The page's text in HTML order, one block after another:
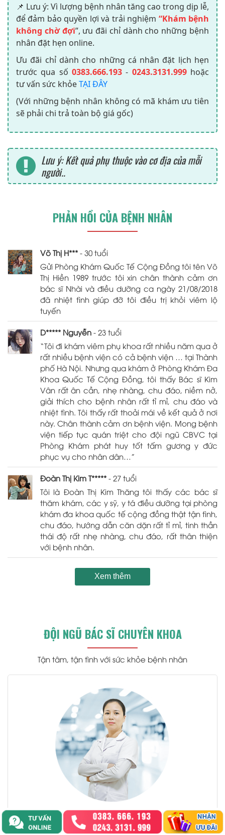
📌 Lưu ý: Vì lượng bệnh nhân tăng cao trong dịp lễ,
để đảm bảo quyền lợi và trải nghiệm “Khám bệnh
không chờ đợi”, ưu đãi chỉ dành cho những bệnh
nhân đặt hẹn online.
Ưu đãi chỉ dành cho những cá nhân đặt lịch hẹn
trước qua số 0383.666.193 - 0243.3131.999hoặc
tư vấn sức khỏeTẠI ĐÂY
(Với những bệnh nhân không có mã khám ưu tiên
sẽ phải chi trả toàn bộ giá gốc)
Lưu ý: Kết quả phụ thuộc vào cơ địa của mỗi
người..
PHẢN HỒI CỦA BỆNH NHÂN
Võ Thị H*** - 30 tuổi
Gửi Phòng Khám Quốc Tế Cộng Đồng tôi tên Võ
Thị Hiền 1989 trước tôi xin chân thành cảm ơn
bác sĩ Nhài và điều dưỡng ca ngày 21/08/2018
đã nhiệt tình giúp đỡ tôi điều trị khỏi viêm lộ
tuyến
D***** Nguyễn - 23 tuổi
“Tôi đi khám viêm phụ khoa rất nhiều năm qua ở
rất nhiều bệnh viện có cả bệnh viện … tại Thành
phố Hà Nội. Nhưng qua khám ở Phòng Khám Đa
Khoa Quốc Tế Cộng Đồng, tôi thấy Bác sĩ Kim
Vân rất ân cần, nhẹ nhàng, chu đáo, niềm nở,
giải thích cho bệnh nhân rất tỉ mỉ, chu đáo và
nhiệt tình. Tôi thấy rất thoải mái về kết quả ở nơi
này. Chân thành cảm ơn bệnh viện. Mong bệnh
viện tiếp tục quán triệt cho đội ngũ CBVC tại
Phòng Khám phát huy tốt tấm gương y đức
phục vụ cho nhân dân…”
Đoàn Thị Kim T***** - 27 tuổi
Tôi là Đoàn Thị Kim Thăng tôi thấy các bác sĩ
thăm khám, các y sỹ, y tá điều dưỡng tại phòng
khám đa khoa quốc tế cộng đồng thật tận tình,
chu đáo, hướng dẫn căn dặn rất tỉ mỉ, tinh thần
thái độ rất nhẹ nhàng, chu đáo, rất thân thiện
với bệnh nhân.
Xem thêm
ĐỘI NGŨ BÁC SĨ CHUYÊN KHOA
Tận tâm, tận tình với sức khỏe bệnh nhân
Bs. LAN HƯƠNG